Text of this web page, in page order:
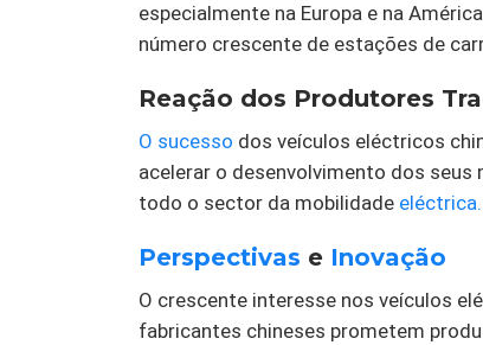
especialmente na Europa e na
número crescente de estações de
Reação dos Produtores
O sucesso dos veículos eléctricos
acelerar o desenvolvimento dos
todo o sector da mobilidade eléctrica.
Perspectivas e Inovação
O crescente interesse nos veículos
fabricantes chineses prometem